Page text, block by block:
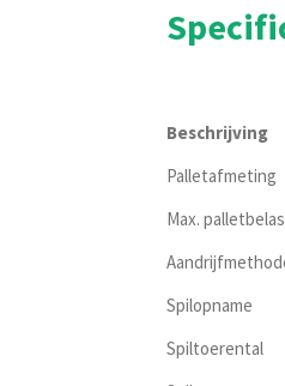
Beschrijving
Palletafmeting
Max.
Spilopname
Spiltoerental